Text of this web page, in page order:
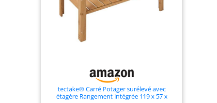
tectake® Carré Potager surélevé avec
étagère Rangement intégrée 119 x 57 x